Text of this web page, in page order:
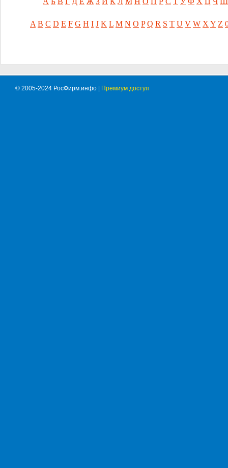
A B C D E F G H I J K L M N O P Q R S T U V W X Y Z
© 2005-2024 РосФирм.инфо | Премиум доступ